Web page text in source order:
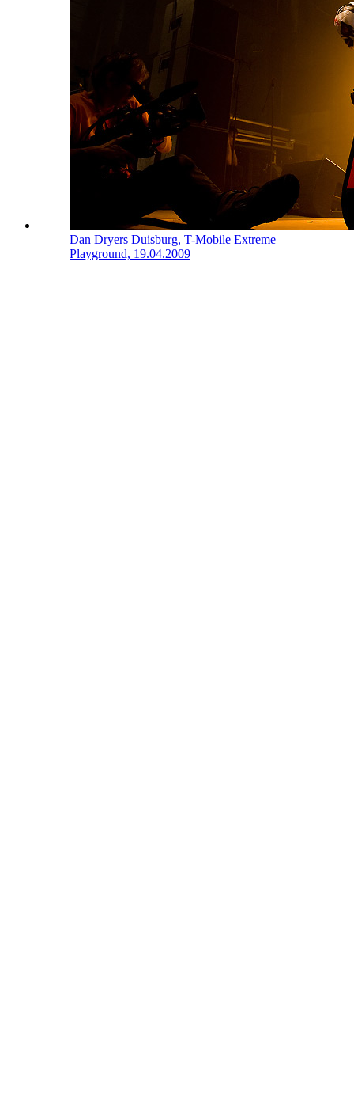
Dan Dryers Duisburg, T-Mobile Extreme
Playground, 19.04.2009